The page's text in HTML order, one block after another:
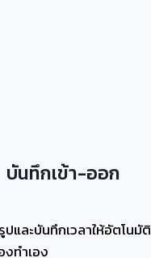
บันทึกเข้า-ออก
ปและบันทึกเวลาให้อัตโนมัติ
งทำเอง